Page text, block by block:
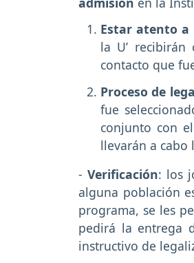
Estar atento a
la U’
contacto que
Proceso de
fue
conjunto con
llevarán a cabo
- Verificación: los
alguna población
programa, se les
pedirá la entrega
instructivo de